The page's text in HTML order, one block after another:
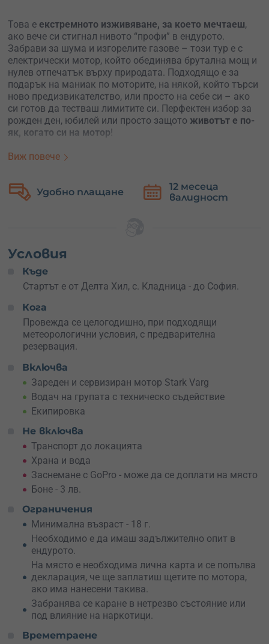
Това е екстремното изживяване, за което мечтаеш,
ако вече си стигнал нивото “профи” в ендурото.
Забрави за шума и изгорелите газове – този тур е с
електрически мотор, който обединява брутална мощ и
нулев отпечатък върху природата. Подходящо е за
подарък на маниак по моторите, на някой, който търси
ново предизвикателство, или просто на себе си – ако
си готов да тестваш лимитите си. Перфектен избор за
рожден ден, юбилей или просто защото животът е по-
як, когато си на мотор!
Приключението започва от уютната база в Делта хил
брутално ускорение. Инструкторът те снабдява с пълна
екипировка и техническа подготовка, за да влезеш
Витошапрез разнообразен терен, минавайки през
село Чуйпетлово, докато стигнеш до най-високата
точка на планината. По пътя – стръмни изкачвания,
морените и планинските върхове. На върха – дишаш
дълбоко, пиеш глътка от свободата, снимаш спомени и
обръщаш посоката. Връщането следва нов маршрут,
също толкова вълнуващ, и те отвежда обратно до
Ако си търсилприключение, което да те разтърси из
основи– току-що го намери. Резервирай сега или
подари това преживяване на някой, който заслужава
нещо наистина специално.
Най-мощният електрически мотор
Резервирай още днес!
Виж повече
12 месеца
валидност
Безплатна
замяна
Условия
Къде
Стартът е от Делта Хил, с. Кладница - до София.
Кога
Провежда се целогодишно, при подходящи
метеорологични условия, с предварителна
резервация.
Включва
Зареден и сервизиран мотор Stark Varg
Водач на групата с техническо съдействие
Екипировка
Не включва
Транспорт до локацията
Храна и вода
Заснемане с GoPro - може да се доплати на място
Боне - 3 лв.
Ограничения
Минимална възраст - 18 г.
Необходимо е да имаш задължително опит в
ендурото.
На място е необходима лична карта и се попълва
декларация, че ще заплатиш щетите по мотора,
ако има нанесени такива.
Забранява се каране в нетрезво състояние или
под влияние на наркотици.
Времетраене